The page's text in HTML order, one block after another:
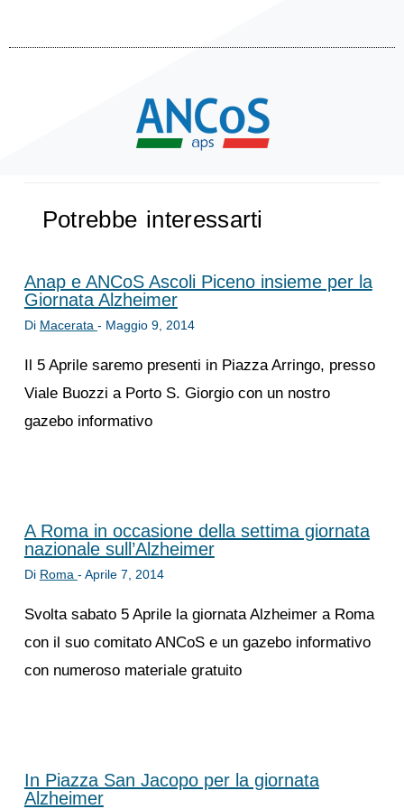
Potrebbe interessarti
Anap e ANCoS Ascoli Piceno insieme per la
Giornata Alzheimer
Di Macerata - Maggio 9, 2014
Il 5 Aprile saremo presenti in Piazza Arringo, presso
Viale Buozzi a Porto S. Giorgio con un nostro
gazebo informativo
A Roma in occasione della settima giornata
nazionale sull’Alzheimer
Di Roma - Aprile 7, 2014
Svolta sabato 5 Aprile la giornata Alzheimer a Roma
con il suo comitato ANCoS e un gazebo informativo
con numeroso materiale gratuito
In Piazza San Jacopo per la giornata
Alzheimer